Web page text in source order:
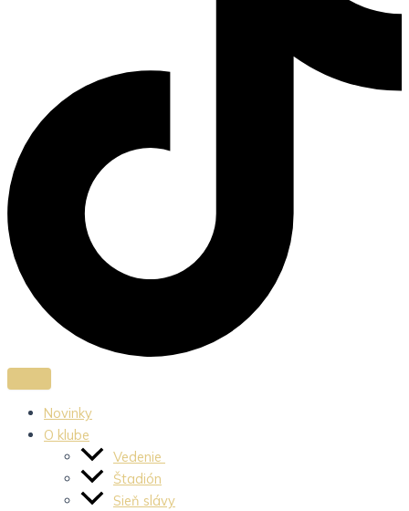
Novinky
O klube
Vedenie
Štadión
Sieň slávy